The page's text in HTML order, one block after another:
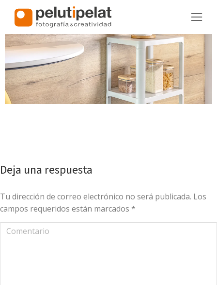
Deja una respuesta
Tu dirección de correo electrónico no será publicada. Los
campos requeridos están marcados *
Comentario